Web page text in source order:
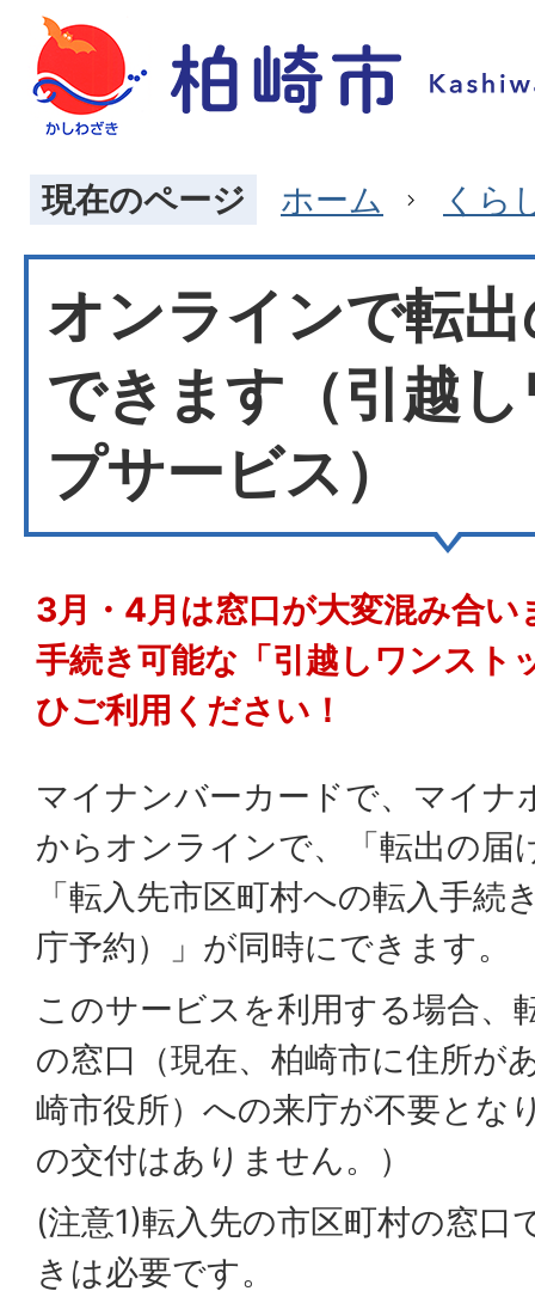
現在のページ ホーム くら
オンラインで転
できます（引越
プサービス）
3月・4月は窓口が大変混み合い
手続き可能な「引越しワンスト
ひご利用ください！
マイナンバーカードで、マイナ
からオンラインで、「転出の届
「転入先市区町村への転入手続
庁予約）」が同時にできます。
このサービスを利用する場合、
の窓口（現在、柏崎市に住所が
崎市役所）への来庁が不要とな
の交付はありません。）
(注意1)転入先の市区町村の窓口
きは必要です。